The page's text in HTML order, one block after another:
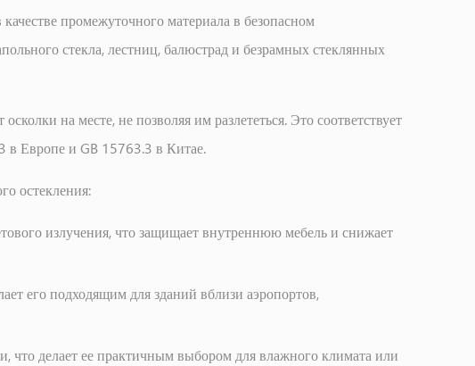
промежуточного материала в безопасном
стекла, лестниц, балюстрад и безрамных стеклянных
на месте, не позволяя им разлететься. Это соответствует
в Европе и GB 15763.3 в Китае.
остекления:
излучения, что защищает внутреннюю мебель и снижает
его подходящим для зданий вблизи аэропортов,
что делает ее практичным выбором для влажного климата или